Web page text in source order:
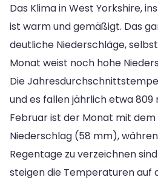
Das Klima in West Yorkshire,
ist warm und gemäßigt. Das
deutliche Niederschläge,
Monat weist noch hohe
Die
und es fallen jährlich etwa 809
Februar ist der Monat mit
Niederschlag (58 mm),
Regentage zu verzeichnen
steigen die Temperaturen auf